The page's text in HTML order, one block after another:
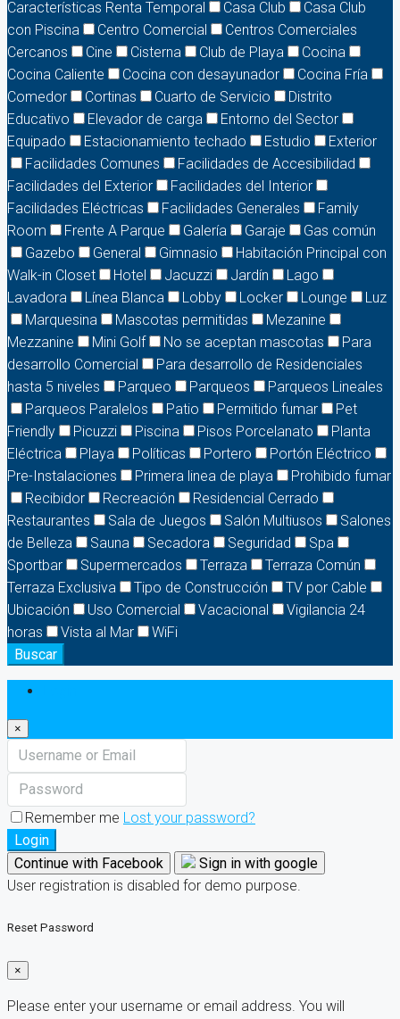
Características Renta Temporal Casa Club
Casa Club
con Piscina
Centro Comercial
Centros Comerciales
Cercanos
Cine Cisterna Club de Playa
Cocina
Cocina Caliente
Cocina con desayunador
Cocina Fría
Comedor
Cortinas Cuarto de Servicio
Distrito
Educativo
Elevador de carga
Entorno del Sector
Equipado
Estacionamiento techado Estudio
Exterior
Facilidades Comunes
Facilidades de Accesibilidad
Facilidades del Exterior
Facilidades del Interior
Facilidades Eléctricas
Facilidades Generales
Family
Room
Frente A Parque Galería Garaje
Gas común
Gazebo
General Gimnasio
Habitación Principal con
Walk-in Closet
Hotel Jacuzzi Jardín
Lago
Lavadora
Línea Blanca Lobby Locker Lounge
Luz
Marquesina
Mascotas permitidas
Mezanine
Mezzanine
Mini Golf No se aceptan mascotas
Para
desarrollo Comercial
Para desarrollo de Residenciales
hasta 5 niveles
Parqueo Parqueos
Parqueos Lineales
Parqueos Paralelos
Patio Permitido fumar
Pet
Friendly
Picuzzi Piscina Pisos Porcelanato
Planta
Eléctrica
Playa Políticas Portero
Portón Eléctrico
Pre-Instalaciones
Primera linea de playa
Prohibido fumar
Recibidor
Recreación
Residencial Cerrado
Restaurantes
Sala de Juegos Salón Multiusos
Salones
de Belleza
Sauna Secadora Seguridad
Spa
Sportbar
Supermercados Terraza
Terraza Común
Terraza Exclusiva
Tipo de Construcción
TV por Cable
Ubicación
Uso Comercial Vacacional
Vigilancia 24
horas
Vista al Mar
WiFi
Buscar
×
Remember me Lost your password?
Login
Continue with Facebook
Sign in with google
User registration is disabled for demo purpose.
Reset Password
×
Please enter your username or email address. You will